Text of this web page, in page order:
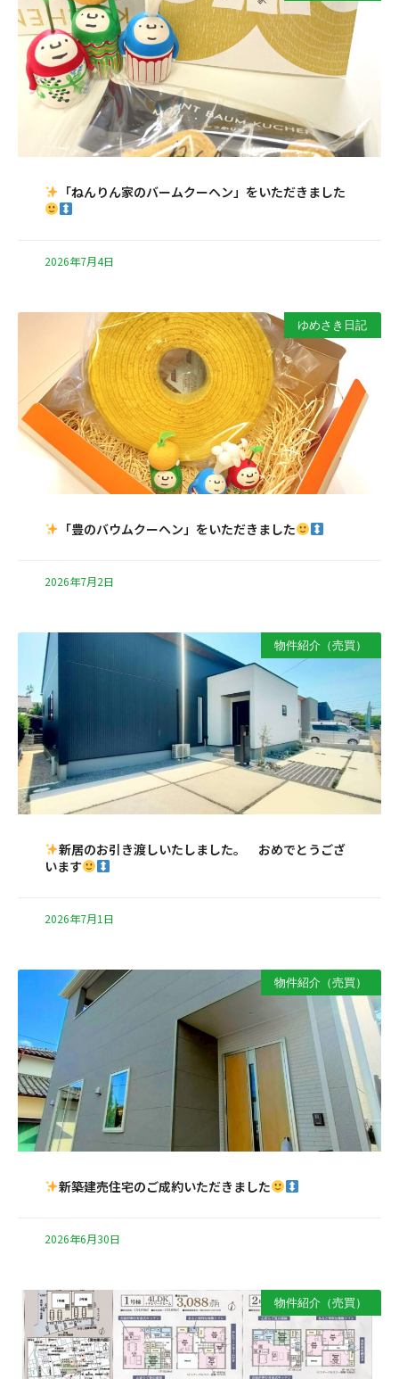
「ねんりん家のバームクーヘン」をいただきました
2026年7月4日
ゆめさき日記
「豊のバウムクーヘン」をいただきました
2026年7月2日
物件紹介（売買）
新居のお引き渡しいたしました。 おめでとうござ
います
2026年7月1日
物件紹介（売買）
新築建売住宅のご成約いただきました
2026年6月30日
物件紹介（売買）